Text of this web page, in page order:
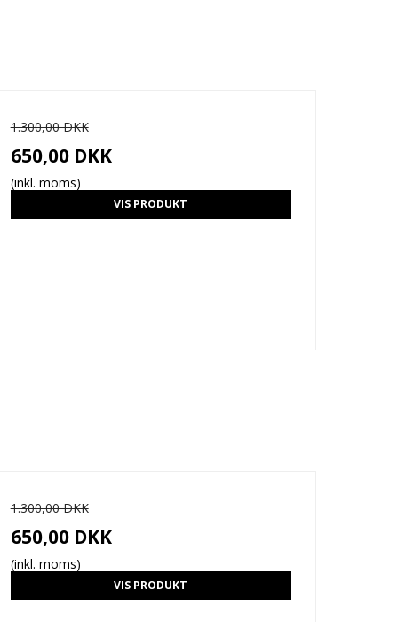
1.300,00 DKK
650,00 DKK
(inkl. moms)
VIS PRODUKT
1.300,00 DKK
650,00 DKK
(inkl. moms)
VIS PRODUKT